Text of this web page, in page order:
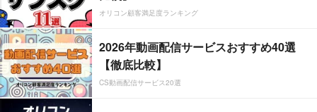
オリコン顧客満足度ランキング
2026年動画配信サービスおすすめ40選
【徹底比較】
CS動画配信サービス20選